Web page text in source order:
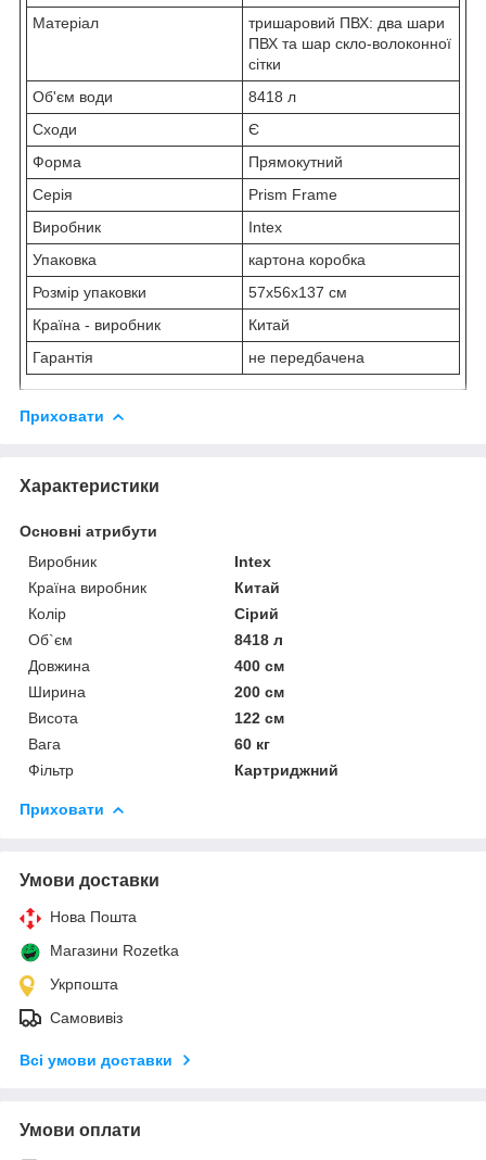
Матеріал
тришаровий ПВХ: два шари
ПВХ та шар скло-волоконної
сітки
Об'єм води
8418 л
Сходи
Є
Форма
Прямокутний
Серія
Prism Frame
Виробник
Intex
Упаковка
картона коробка
Розмір упаковки
57x56x137 см
Країна - виробник
Китай
Гарантія
не передбачена
Приховати
Характеристики
Основні атрибути
Виробник
Intex
Країна виробник
Китай
Колір
Сірий
Об`єм
8418 л
Довжина
400 см
Ширина
200 см
Висота
122 см
Вага
60 кг
Фільтр
Картриджний
Приховати
Умови доставки
Нова Пошта
Магазини Rozetka
Укрпошта
Самовивіз
Всі умови доставки
Умови оплати